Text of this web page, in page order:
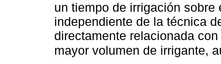
un tiempo de irrigación
independiente de la técnica
directamente relacionada
mayor volumen de irrigante,